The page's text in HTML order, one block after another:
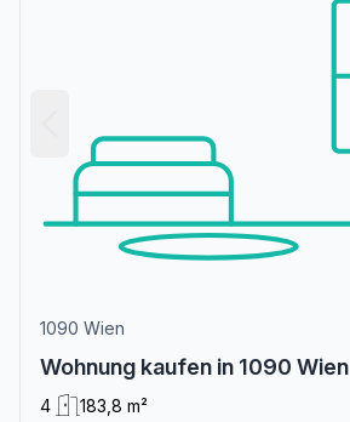
1090 Wien
Wohnung kaufen in 1090 Wien
4
183,8 m²